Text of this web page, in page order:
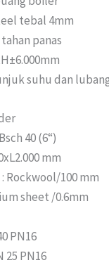
tebal 4mm
panas
suhu dan
40 (6“)
mm
Rockwool/100 mm
sheet /0.6mm
PN16
PN16